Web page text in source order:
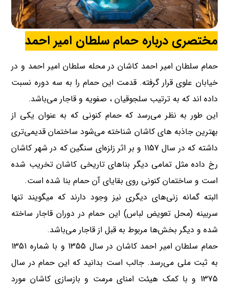
مختصری درباره حمام سلطان امیر احمد
حمام سلطان امیر احمد کاشان در محله سلطان امیر احمد و در
خیابان علوی قرار گرفته. قدمت این حمام را به سه دوره نسبت
داده اند که به ترتیب سلجوقیان ، صفویه و قاجار می‌باشد.
این طور به نظر می‌رسد که حمام کنونی که به عنوان یکی از
بهترین جاذبه های کاشان شناخته می‌شود ساختمان قدیمی‌تری
داشته که در سال 1157 و بر اثر زلزه‌ای سنگین که در شهر کاشان
رخ داده مثل تمامی دیگر بناهای تاریخی کاشان تخریب شده
است و ساختمان کنونی روی بقایای آن حمام بنا شده است.
البته گمانه زنی‌های دیگری نیز وجود دارند که میگویند تنها
سربینه (محل تعویض لباس) این حمام در دوران قاجار ساخته
شده و دیگر بخش‌ها مربوط به قبل از قاجار می‌باشد.
حمام سلطان امیر احمد کاشان در سال 1355 و با شماره 1351
به ثبت ملی می‌رسد. جالب است بدانید که این حمام در سال
1375 و با کمک هیئت امنای مرمت و بازسازی کاشان مورد